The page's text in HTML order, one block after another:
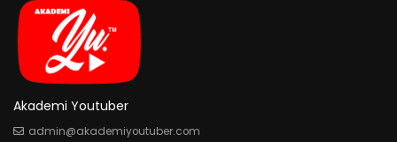
Akademi Youtuber
admin@akademiyoutuber.com